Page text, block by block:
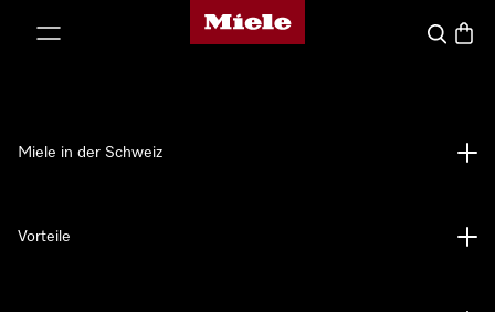
Miele-Homepage
Suche
Miele in der Schweiz
Vorteile